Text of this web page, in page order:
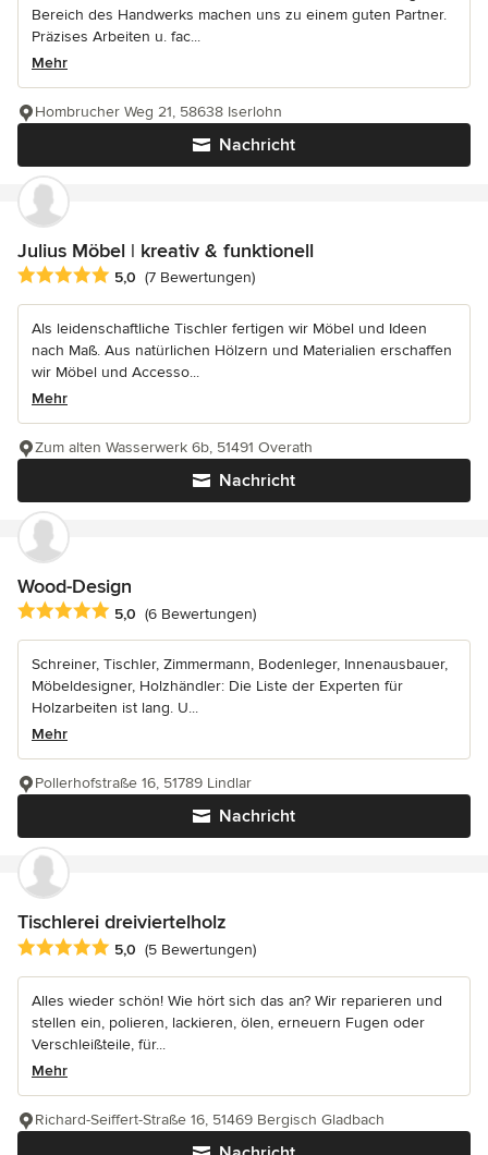
Bereich des Handwerks machen uns zu einem guten Partner.
Präzises Arbeiten u. fac...
Mehr
Nachricht
Hombrucher Weg 21, 58638 Iserlohn
Julius Möbel | kreativ & funktionell
Durchschnittliche Bewertung: 5 von 5 Sternen
5,0 (7 Bewertungen)
Als leidenschaftliche Tischler fertigen wir Möbel und Ideen
nach Maß. Aus natürlichen Hölzern und Materialien erschaffen
wir Möbel und Accesso...
Mehr
Nachricht
Zum alten Wasserwerk 6b, 51491 Overath
Wood-Design
Durchschnittliche Bewertung: 5 von 5 Sternen
5,0 (6 Bewertungen)
Schreiner, Tischler, Zimmermann, Bodenleger, Innenausbauer,
Möbeldesigner, Holzhändler: Die Liste der Experten für
Holzarbeiten ist lang. U...
Mehr
Nachricht
Pollerhofstraße 16, 51789 Lindlar
Tischlerei dreiviertelholz
Durchschnittliche Bewertung: 5 von 5 Sternen
5,0 (5 Bewertungen)
Alles wieder schön! Wie hört sich das an? Wir reparieren und
stellen ein, polieren, lackieren, ölen, erneuern Fugen oder
Verschleißteile, für...
Mehr
Richard-Seiffert-Straße 16, 51469 Bergisch Gladbach